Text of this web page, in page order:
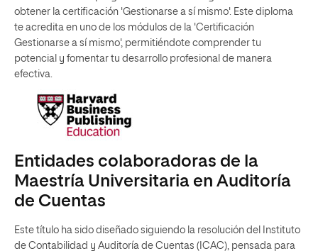
obtener la certificación 'Gestionarse a sí mismo'. Este diploma
te acredita en uno de los módulos de la 'Certificación
Gestionarse a sí mismo', permitiéndote comprender tu
potencial y fomentar tu desarrollo profesional de manera
efectiva.
Entidades colaboradoras de la
Maestría Universitaria en Auditoría
de Cuentas
Este título ha sido diseñado siguiendo la resolución del Instituto
de Contabilidad y Auditoría de Cuentas (ICAC), pensada para